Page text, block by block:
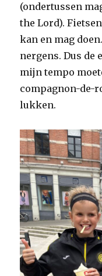
(ondertussen
the Lord).
kan en mag
nergens. Dus de
mijn tempo
compagnon-de-
lukken.